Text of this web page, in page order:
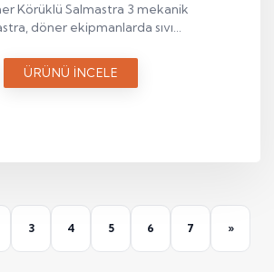
Körüklü Salmastra 3 mekanik
döner ekipmanlarda sıvı
bir sızdırmazlık elemanıdır.
ÜRÜNÜ İNCELE
3 4 5 6 7 »